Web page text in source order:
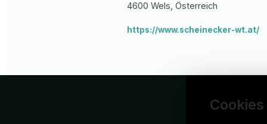
4600 Wels , Österreich
https://www.scheinecker-wt.at/